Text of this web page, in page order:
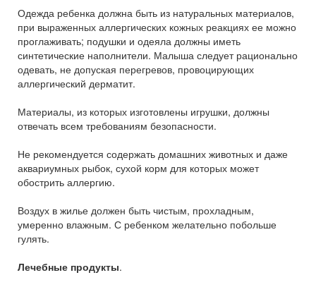
Одежда ребенка должна быть из натуральных материалов,
при выраженных аллергических кожных реакциях ее можно
проглаживать; подушки и одеяла должны иметь
синтетические наполнители. Малыша следует рационально
одевать, не допуская перегревов, провоцирующих
аллергический дерматит.
Материалы, из которых изготовлены игрушки, должны
отвечать всем требованиям безопасности.
Не рекомендуется содержать домашних животных и даже
аквариумных рыбок, сухой корм для которых может
обострить аллергию.
Воздух в жилье должен быть чистым, прохладным,
умеренно влажным. С ребенком желательно побольше
гулять.
Лечебные продукты.